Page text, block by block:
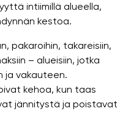
intiimillä alueella,
kestoa.
pakaroihin, takareisiin,
– alueisiin, jotka
ja vakauteen.
kehoa, kun taas
jännitystä ja poistavat